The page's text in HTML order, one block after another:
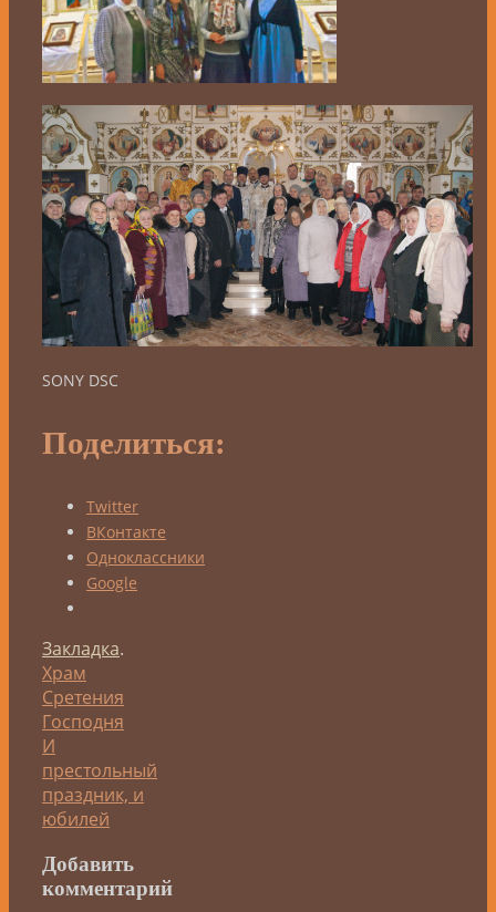
SONY DSC
Поделиться:
Twitter
ВКонтакте
Одноклассники
Google
Закладка.
Храм
Сретения
Господня
И
престольный
праздник, и
юбилей
Добавить
комментарий